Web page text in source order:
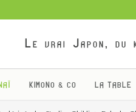
Le vrai Japon, du
KIMONO & CO LA TABLE